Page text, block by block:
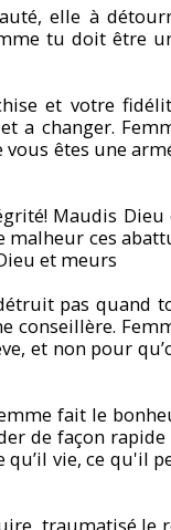
elle à
tu doit être
et votre
a changer.
êtes une
Maudis Dieu
malheur ces
et meurs
pas quand
conseillère.
et non pour
fait le
de façon rapide
vie, ce qu'il
traumatisé le